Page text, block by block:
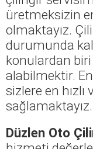
üretmeksizin
olmaktayız.
durumunda
konulardan biri
alabilmektir.
sizlere en
sağlamaktayız.
Düzlen Oto